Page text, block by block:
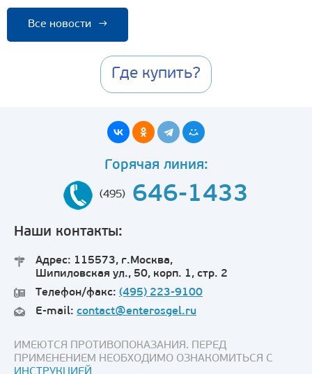
Все новости →
Где купить?
Горячая линия:
(495) 646-1433
Наши контакты:
Адрес: 115573, г.Москва,
Шипиловская ул., 50, корп. 1, стр. 2
Телефон/факс: (495) 223-9100
E-mail: contact@enterosgel.ru
ИМЕЮТСЯ ПРОТИВОПОКАЗАНИЯ. ПЕРЕД
ПРИМЕНЕНИЕМ НЕОБХОДИМО ОЗНАКОМИТЬСЯ С
ИНСТРУКЦИЕЙ